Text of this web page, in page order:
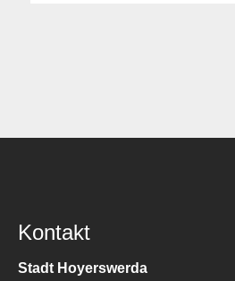
Kontakt
Stadt Hoyerswerda